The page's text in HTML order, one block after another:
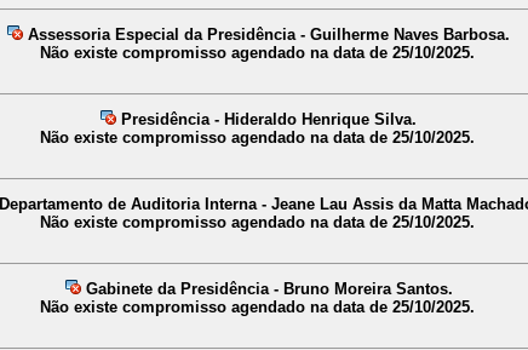
Assessoria Especial da Presidência - Guilherme Naves Barbosa.
Não existe compromisso agendado na data de 25/10/2025.
Presidência - Hideraldo Henrique Silva.
Não existe compromisso agendado na data de 25/10/2025.
Departamento de Auditoria Interna - Jeane Lau Assis da Matta
Não existe compromisso agendado na data de 25/10/2025.
Gabinete da Presidência - Bruno Moreira Santos.
Não existe compromisso agendado na data de 25/10/2025.